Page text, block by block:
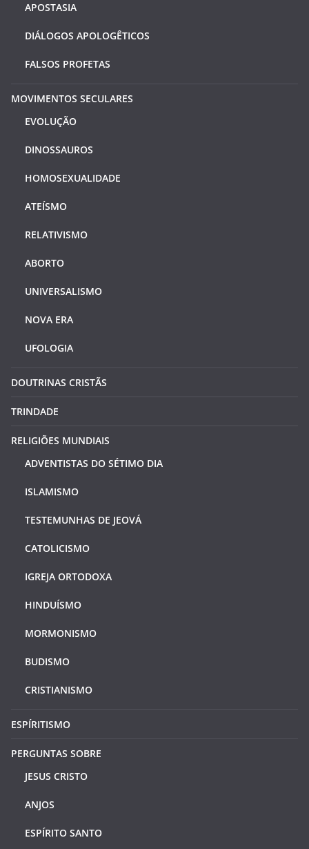
APOSTASIA
DIÁLOGOS APOLOGÊTICOS
FALSOS PROFETAS
MOVIMENTOS SECULARES
EVOLUÇÃO
DINOSSAUROS
HOMOSEXUALIDADE
ATEÍSMO
RELATIVISMO
ABORTO
UNIVERSALISMO
NOVA ERA
UFOLOGIA
DOUTRINAS CRISTÃS
TRINDADE
RELIGIÕES MUNDIAIS
ADVENTISTAS DO SÉTIMO DIA
ISLAMISMO
TESTEMUNHAS DE JEOVÁ
CATOLICISMO
IGREJA ORTODOXA
HINDUÍSMO
MORMONISMO
BUDISMO
CRISTIANISMO
ESPÍRITISMO
PERGUNTAS SOBRE
JESUS CRISTO
ANJOS
ESPÍRITO SANTO